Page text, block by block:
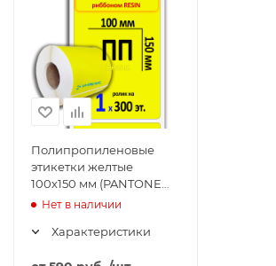
Полипропиленовые
этикетки желтые
100х150 мм (PANTONE
106)Нет в наличии
Характеристики